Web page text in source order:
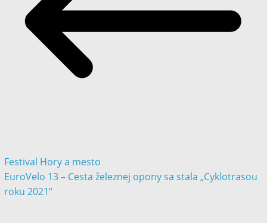
Festival Hory a mesto
EuroVelo 13 – Cesta železnej opony sa stala „Cyklotrasou
roku 2021“